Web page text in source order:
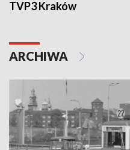
TVP3 Kraków
ARCHIWA